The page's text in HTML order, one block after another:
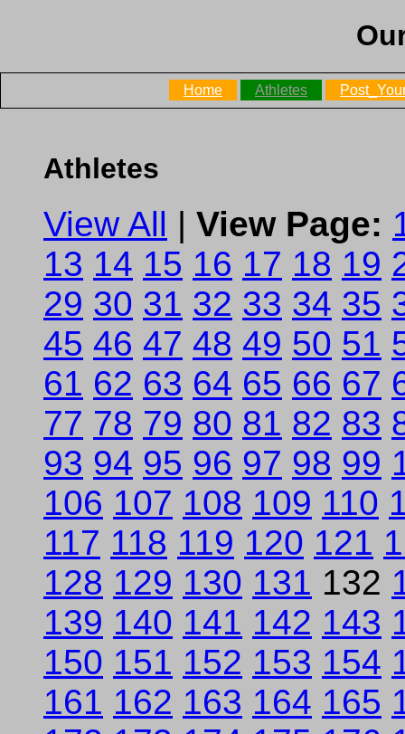
Home Athletes
Athletes
View All | View Page:
13 14 15 16 17 18 19
29 30 31 32 33 34 35
45 46 47 48 49 50 51
61 62 63 64 65 66 67
77 78 79 80 81 82 83
93 94 95 96 97 98 99
106 107 108 109 110
117 118 119 120 121
128 129 130 131 132
139 140 141 142 143
150 151 152 153 154
161 162 163 164 165